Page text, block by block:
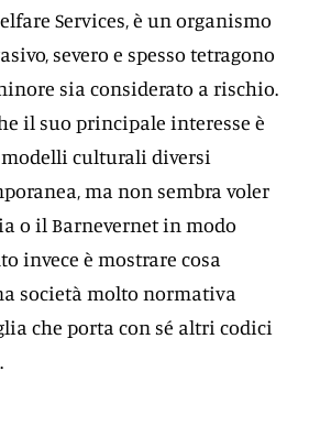
Services, è un organismo
severo e spesso tetragono
sia considerato a rischio.
il suo principale interesse è
culturali diversi
ma non sembra voler
o il Barnevernet in modo
invece è mostrare cosa
società molto normativa
che porta con sé altri codici